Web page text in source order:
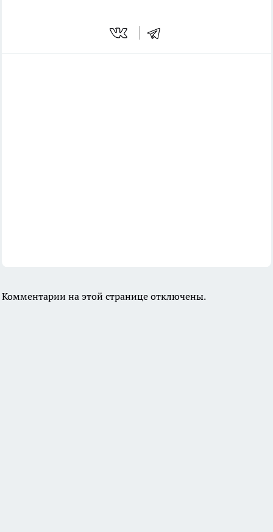
Комментарии на этой странице отключены.